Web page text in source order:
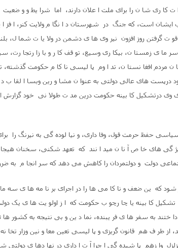
ت کا ری شا ن را برای ملت ا علان دارند، اما شرا یط و و
است، که جنگ در شهرستان د ا نگا م ولایت کنر، ا فز
ت گرفتن روز افزون نیر وی ها ی دشمن در ولا یا ت شما ل،
ما ی زمستا ن، بیکا ری وسیع، تو قف کا ر و با زا رتجا
ن مردم افغا نستا ن، تد ا وم پا لیسی نا کا م حکومت گذشته،
درپست های عالی دولتی به عنوا ن مشا و رین وبسا ا لقا ب د
ی وی درتشکیل کا بینه حکومت درین مد ت طولا نی خود گزارش
حفظ حرمت قول، وفا داری، و نیا لوده گی به نیرنگ را
گی های خا ص آ نا ن مید ا نند که تعهد شکنی، سخنان هیجا
دولت و دولتمردان را کاهش می دهد که سر انجا م به
شود که ین ضعف و نا کا می ها را در اجرای بر نا مه ها ی سه
تشکیل کا بینه یا چا رچو ب حکومت که ا ز اولو یت ها ی یک
به سفر ها ی فر یبنده، نما د ین و بی نتیجه به کشور
از طر ف هم قانون گریزی و پا لیسی تعین معا و نین وزار تخا
وا زهم پا شیده گی ا جرا آ ت ا داری در نها دها ی